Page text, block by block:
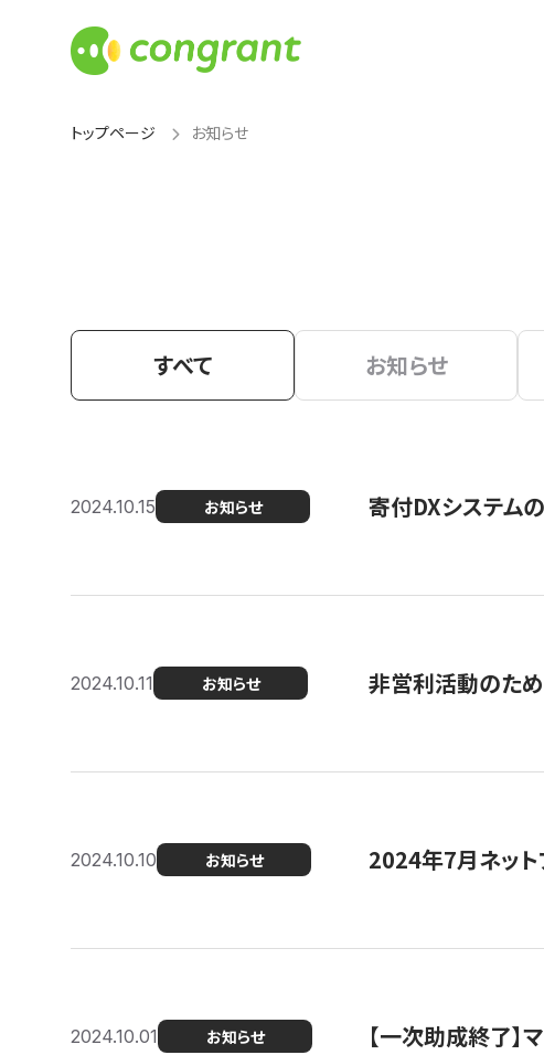
トップページ お知らせ
すべて お知らせ
2024.10.15 お知らせ 寄付DXシステム
2024.10.11 お知らせ 非営利活動のた
2024.10.10 お知らせ 2024年7月ネット
2024.10.01 お知らせ 【一次助成終了